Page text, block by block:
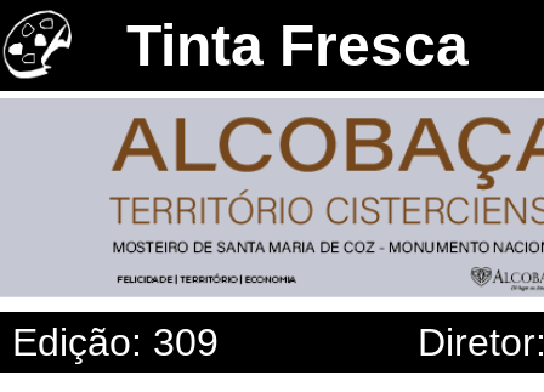
Tinta Fresca
Edição: 309